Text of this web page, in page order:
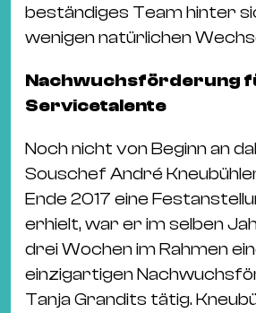
beständiges Team hinter
wenigen natürlichen
Nachwuchsförderung
Servicetalente
Noch nicht von Beginn an
Souschef André
Ende 2017 eine
erhielt, war er im selben
drei Wochen im Rahmen
einzigartigen
Tanja Grandits tätig.